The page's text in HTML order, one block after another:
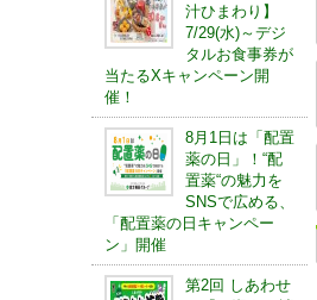
汁ひまわり】
7/29(水)～デジ
タルお食事券が
当たるXキャンペーン開
催！
8月1日は「配置
薬の日」！“配
置薬“の魅力を
SNSで広める、
「配置薬の日キャンペー
ン」開催
第2回 しあわせ